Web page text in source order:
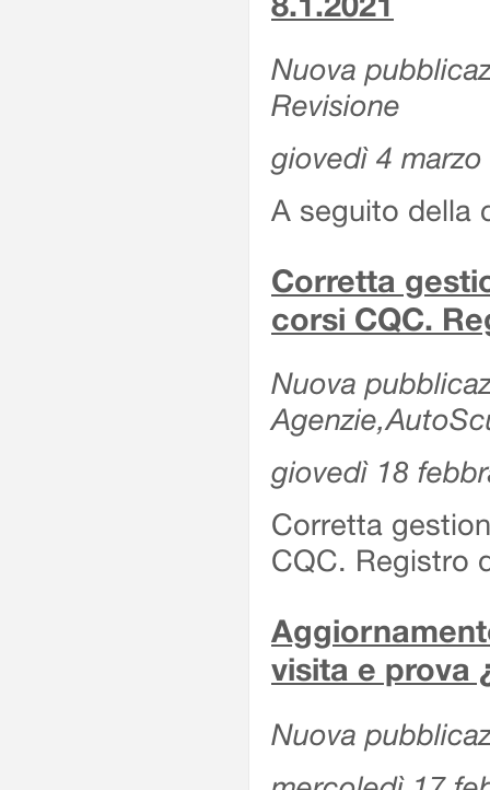
Nuova
Revisione
giovedì 4 marzo
A seguito della
Corretta
corsi CQC.
Nuova
giovedì 18
Corretta
CQC. Registro
visita e prova
Nuova